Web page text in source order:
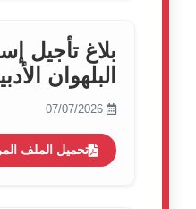
بلاغ تأجيل
البلهوان
تحميل الملف